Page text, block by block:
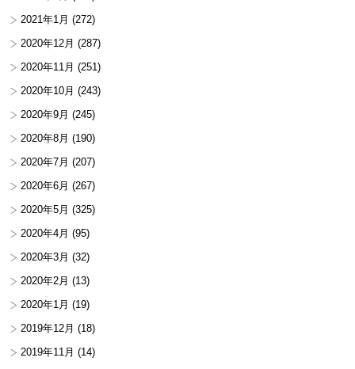
2021年1月 (272)
2020年12月 (287)
2020年11月 (251)
2020年10月 (243)
2020年9月 (245)
2020年8月 (190)
2020年7月 (207)
2020年6月 (267)
2020年5月 (325)
2020年4月 (95)
2020年3月 (32)
2020年2月 (13)
2020年1月 (19)
2019年12月 (18)
2019年11月 (14)